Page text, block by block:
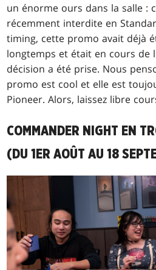
un énorme ours dans la salle :
récemment interdite en
timing, cette promo avait déjà
longtemps et était en cours de
décision a été prise. Nous
promo est cool et elle est
Pioneer. Alors, laissez libre
COMMANDER NIGHT EN
(DU 1ER AOÛT AU 18